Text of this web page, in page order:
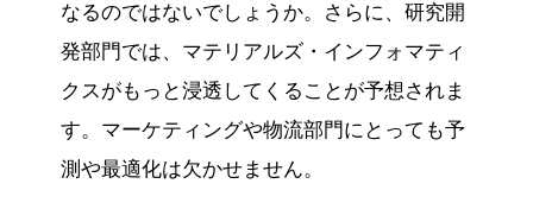
なるのではないでしょうか。さらに、研究開
発部門では、マテリアルズ・インフォマティ
クスがもっと浸透してくることが予想されま
す。マーケティングや物流部門にとっても予
測や最適化は欠かせません。